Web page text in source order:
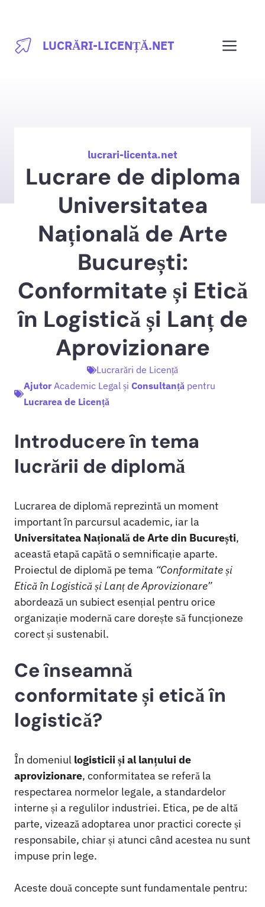
conținut
LUCRĂRI-LICENȚĂ.NET
lucrari-licenta.net
Lucrare de diploma
Universitatea
Națională de Arte
București:
Conformitate și Etică
în Logistică și Lanț de
Aprovizionare
Lucrarări de Licență
Ajutor Academic Legal și Consultanță pentru
Lucrarea de Licență
Introducere în tema
lucrării de diplomă
Lucrarea de diplomă reprezintă un moment
important în parcursul academic, iar la
Universitatea Națională de Arte din București,
această etapă capătă o semnificație aparte.
Proiectul de diplomă pe tema “Conformitate și
Etică în Logistică și Lanț de Aprovizionare”
abordează un subiect esențial pentru orice
organizație modernă care dorește să funcționeze
corect și sustenabil.
Ce înseamnă
conformitate și etică în
logistică?
În domeniul logisticii și al lanțului de
aprovizionare, conformitatea se referă la
respectarea normelor legale, a standardelor
interne și a regulilor industriei. Etica, pe de altă
parte, vizează adoptarea unor practici corecte și
responsabile, chiar și atunci când acestea nu sunt
impuse prin lege.
Aceste două concepte sunt fundamentale pentru: